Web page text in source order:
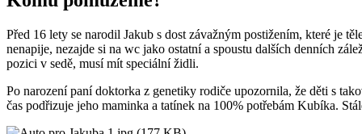
Před 16 lety se narodil Jakub s dost závažným postižením, které je
nenapije, nezajde si na wc jako ostatní a spoustu dalších denních
pozici v sedě, musí mít speciální židli.
Po narození paní doktorka z genetiky rodiče upozornila, že děti s
čas podřizuje jeho maminka a tatínek na 100% potřebám Kubíka.